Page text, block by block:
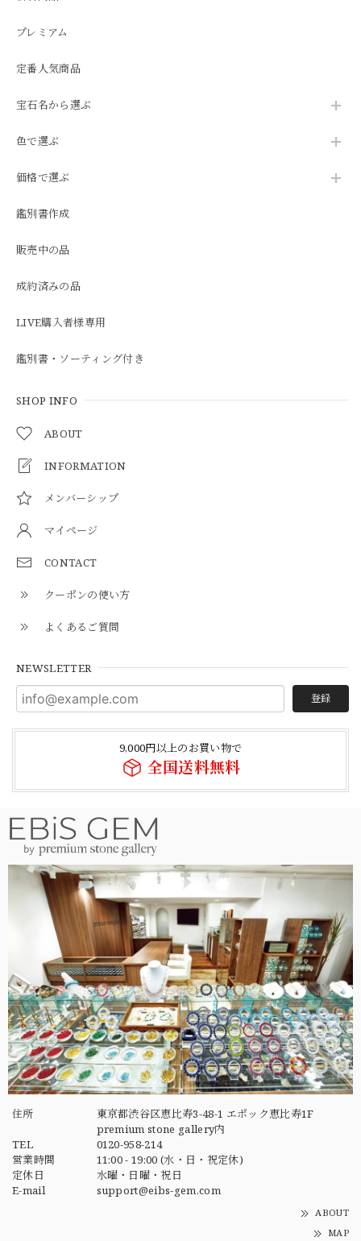
プレミアム
定番人気商品
宝石名から選ぶ
色で選ぶ
価格で選ぶ
鑑別書作成
販売中の品
成約済みの品
LIVE購入者様専用
鑑別書・ソーティング付き
SHOP INFO
ABOUT
INFORMATION
メンバーシップ
マイページ
CONTACT
クーポンの使い方
よくあるご質問
NEWSLETTER
登録
9,000円以上のお買い物で
全国送料無料
住所
東京都渋谷区恵比寿3-48-1 エポック恵比寿1F
premium stone gallery内
TEL
0120-958-214
営業時間
11:00 - 19:00 (水・日・祝定休)
定休日
水曜・日曜・祝日
E-mail
support@eibs-gem.com
ABOUT
MAP